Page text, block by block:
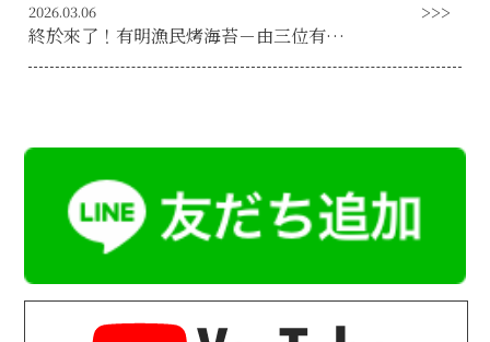
2026.03.06
終於來了！有明漁民烤海苔－由三位有明海漁民自豪地製作的烤海苔，現已上市！ ！